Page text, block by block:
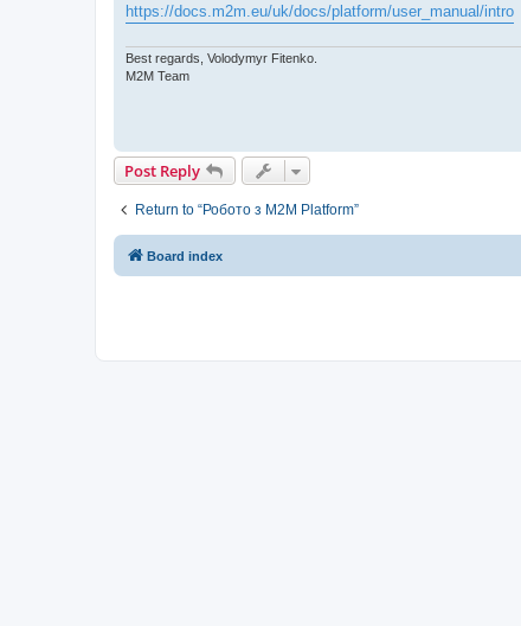
https://docs.m2m.eu/uk/docs/platform/user_manual/intro
Best regards, Volodymyr Fitenko.
M2M Team
Post Reply
Return to “Робото з M2M Platform”
Board index